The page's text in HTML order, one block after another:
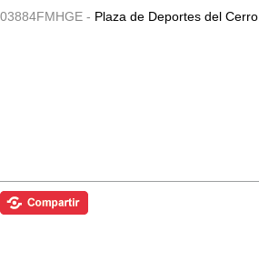
03884FMHGE - Plaza de Deportes del Cerro.